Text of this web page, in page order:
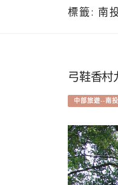
標籤: 南
弓鞋香村
中部旅遊--南